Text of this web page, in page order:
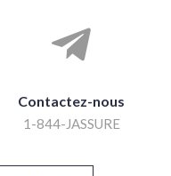
Contactez-nous
1-844-JASSURE